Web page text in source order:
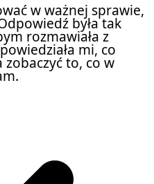
w ważnej sprawie,
była tak
rozmawiała z
mi, co
to, co w